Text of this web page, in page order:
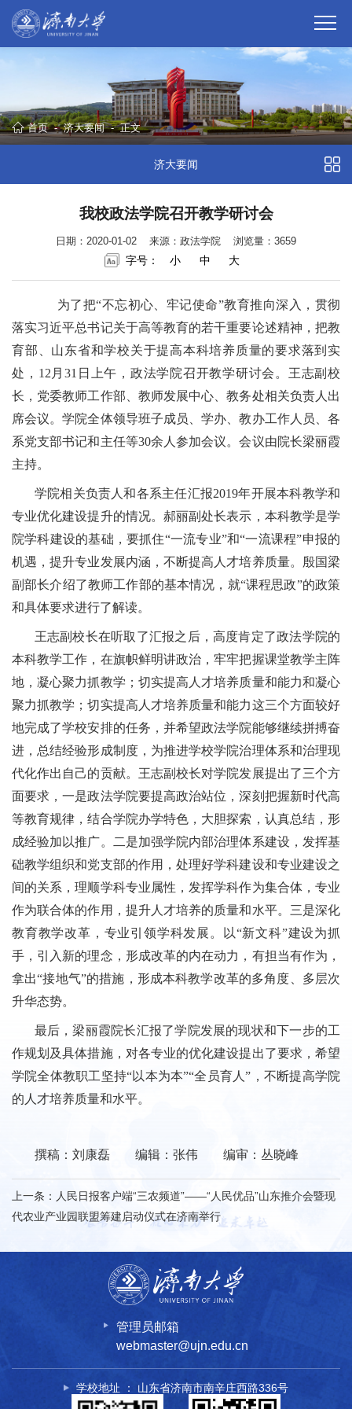
首页 - 济大要闻 - 正文
济大要闻
我校政法学院召开教学研讨会
日期：2020-01-02 来源：政法学院 浏览量： 3659
字号： 小 中 大
为了把“不忘初心、牢记使命”教育推向深入，贯彻
落实习近平总书记关于高等教育的若干重要论述精神，把教
育部、山东省和学校关于提高本科培养质量的要求落到实
处，12月31日上午，政法学院召开教学研讨会。王志副校
长，党委教师工作部、教师发展中心、教务处相关负责人出
席会议。学院全体领导班子成员、学办、教办工作人员、各
系党支部书记和主任等30余人参加会议。会议由院长梁丽霞
主持。
学院相关负责人和各系主任汇报2019年开展本科教学和
专业优化建设提升的情况。郝丽副处长表示，本科教学是学
院学科建设的基础，要抓住“一流专业”和“一流课程”申报的
机遇，提升专业发展内涵，不断提高人才培养质量。殷国梁
副部长介绍了教师工作部的基本情况，就“课程思政”的政策
和具体要求进行了解读。
王志副校长在听取了汇报之后，高度肯定了政法学院的
本科教学工作，在旗帜鲜明讲政治，牢牢把握课堂教学主阵
地，凝心聚力抓教学；切实提高人才培养质量和能力和凝心
聚力抓教学；切实提高人才培养质量和能力这三个方面较好
地完成了学校安排的任务，并希望政法学院能够继续拼搏奋
进，总结经验形成制度，为推进学校学院治理体系和治理现
代化作出自己的贡献。王志副校长对学院发展提出了三个方
面要求，一是政法学院要提高政治站位，深刻把握新时代高
等教育规律，结合学院办学特色，大胆探索，认真总结，形
成经验加以推广。二是加强学院内部治理体系建设，发挥基
础教学组织和党支部的作用，处理好学科建设和专业建设之
间的关系，理顺学科专业属性，发挥学科作为集合体，专业
作为联合体的作用，提升人才培养的质量和水平。三是深化
教育教学改革，专业引领学科发展。以“新文科”建设为抓
手，引入新的理念，形成改革的内在动力，有担当有作为，
拿出“接地气”的措施，形成本科教学改革的多角度、多层次
升华态势。
最后，梁丽霞院长汇报了学院发展的现状和下一步的工
作规划及具体措施，对各专业的优化建设提出了要求，希望
学院全体教职工坚持“以本为本”“全员育人”，不断提高学院
的人才培养质量和水平。
撰稿：刘康磊 编辑：张伟 编审：丛晓峰
上一条： 人民日报客户端“三农频道”——“人民优品”山东推介会暨现
代农业产业园联盟筹建启动仪式在济南举行
管理员邮箱
webmaster@ujn.edu.cn
学校地址 ： 山东省济南市南辛庄西路336号